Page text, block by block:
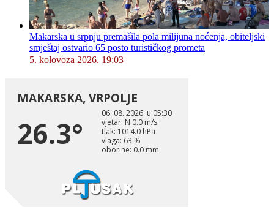
Makarska u srpnju premašila pola milijuna noćenja, obiteljski
smještaj ostvario 65 posto turističkog prometa
5. kolovoza 2026. 19:03